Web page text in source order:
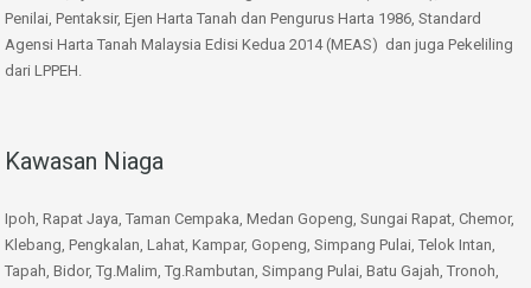
Penilai, Pentaksir, Ejen Harta Tanah dan Pengurus Harta 1986, Standard
Agensi Harta Tanah Malaysia Edisi Kedua 2014 (MEAS) dan juga Pekeliling
dari LPPEH.
Kawasan Niaga
Ipoh, Rapat Jaya, Taman Cempaka, Medan Gopeng, Sungai Rapat, Chemor,
Klebang, Pengkalan, Lahat, Kampar, Gopeng, Simpang Pulai, Telok Intan,
Tapah, Bidor, Tg.Malim, Tg.Rambutan, Simpang Pulai, Batu Gajah, Tronoh,